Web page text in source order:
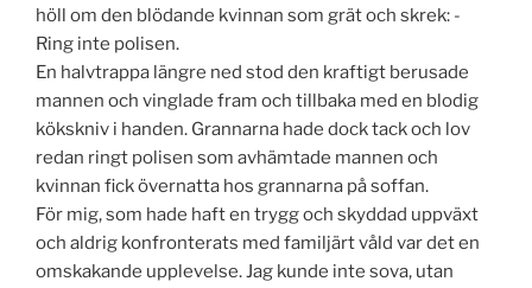
höll om den blödande kvinnan som grät och skrek: -
Ring inte polisen.
En halvtrappa längre ned stod den kraftigt berusade
mannen och vinglade fram och tillbaka med en blodig
kökskniv i handen. Grannarna hade dock tack och lov
redan ringt polisen som avhämtade mannen och
kvinnan fick övernatta hos grannarna på soffan.
För mig, som hade haft en trygg och skyddad uppväxt
och aldrig konfronterats med familjärt våld var det en
omskakande upplevelse. Jag kunde inte sova, utan